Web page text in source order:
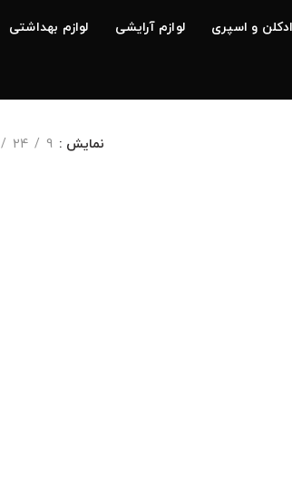
و اسپری لوازم آرایشی لوازم بهداشتی
نمایش 9
24